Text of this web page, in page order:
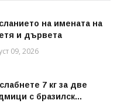
на имената на
и дървета
09, 2026
7 кг за две
с бразилск...